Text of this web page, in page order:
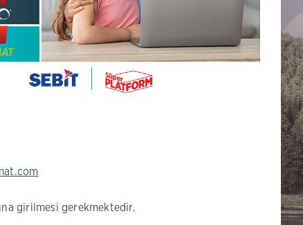
(Bu
yeni
girilmesi gerekmektedir.